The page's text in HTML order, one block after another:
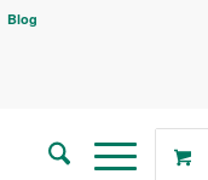
Blog